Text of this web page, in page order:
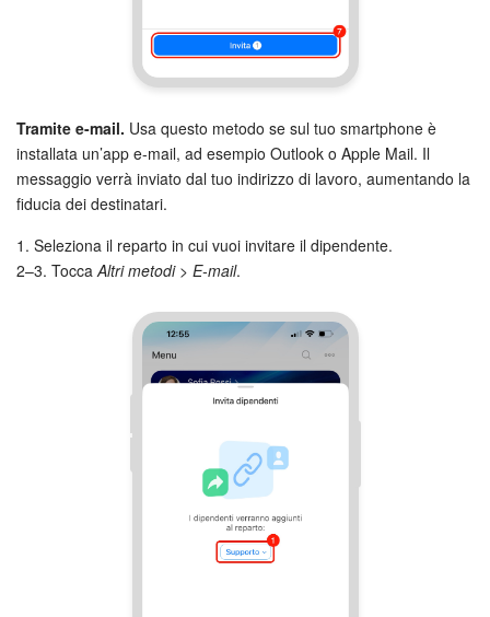
Tramite e-mail. Usa questo metodo se sul tuo smartphone è
installata un’app e-mail, ad esempio Outlook o Apple Mail. Il
messaggio verrà inviato dal tuo indirizzo di lavoro, aumentando la
fiducia dei destinatari.
1. Seleziona il reparto in cui vuoi invitare il dipendente.
2–3. ToccaAltri metodi > E-mail.